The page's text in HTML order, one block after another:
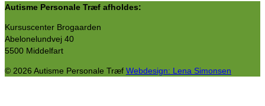
Autisme Personale Træf afholdes:
Kursuscenter Brogaarden
Abelonelundvej 40
5500 Middelfart
© 2026 Autisme Personale Træf Webdesign: Lena Simonsen